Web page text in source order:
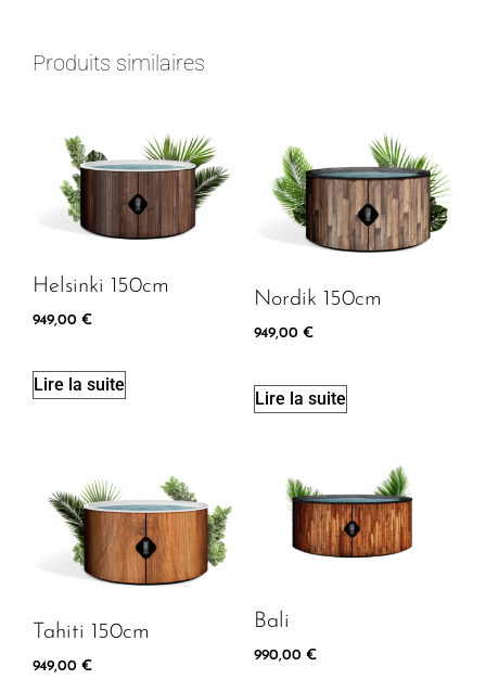
Produits similaires
Helsinki 150cm
949,00 €
Lire la suite
Nordik 150cm
949,00 €
Lire la suite
Tahiti 150cm
949,00 €
Bali
990,00 €